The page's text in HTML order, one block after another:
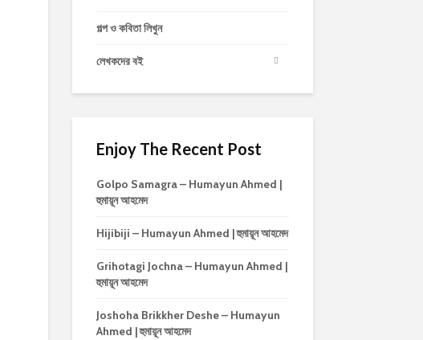
গল্প ও কবিতা লিখুন
লেখকদের বই
Enjoy The Recent Post
Golpo Samagra – Humayun Ahmed |
হুমায়ূন আহমেদ
Hijibiji – Humayun Ahmed | হুমায়ূন আহমেদ
Grihotagi Jochna – Humayun Ahmed |
হুমায়ূন আহমেদ
Joshoha Brikkher Deshe – Humayun
Ahmed | হুমায়ূন আহমেদ